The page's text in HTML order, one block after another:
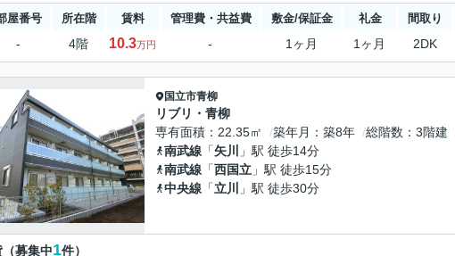
屋番号 所在階 賃料 管理費・共益費 敷金/保証金 礼金 間取り
- 4階 10.3万円 - 1ヶ月 1ヶ月 2DK
国立市青柳
リブリ・青柳
専有面積
22.35㎡ 築年月 築8年 総階数 3階建
南武線 「矢川
」駅 徒歩14分
南武線 「西国立 」駅 徒歩15分
中央線 「立川 」駅 徒歩30分
募集中1件）